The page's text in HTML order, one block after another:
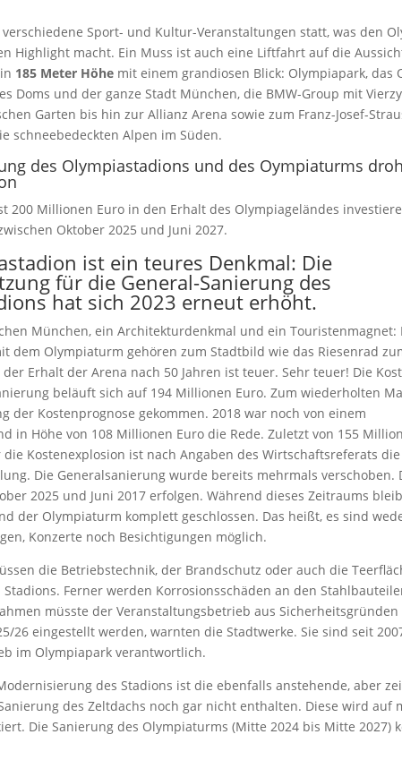
Sport- und Kultur-Veranstaltungen statt, was den
Highlight macht. Ein Muss ist auch eine Liftfahrt auf die
185 Meter Höhe mit einem grandiosen Blick: Olympiapark, das
Doms und der ganze Stadt München, die BMW-Group mit
Garten bis hin zur Allianz Arena sowie zum Franz-Josef-
schneebedeckten Alpen im Süden.
des Olympiastadions und des Oympiaturms
200 Millionen Euro in den Erhalt des Olympiageländes
Oktober 2025 und Juni 2027.
ist ein teures Denkmal: Die
für die General-Sanierung des
hat sich 2023 erneut erhöht.
München, ein Architekturdenkmal und ein Touristenmagnet:
dem Olympiaturm gehören zum Stadtbild wie das Riesenrad
Erhalt der Arena nach 50 Jahren ist teuer. Sehr teuer! Die
beläuft sich auf 194 Millionen Euro. Zum wiederholten
der Kostenprognose gekommen. 2018 war noch von einem
in Höhe von 108 Millionen Euro die Rede. Zuletzt von 155
Kostenexplosion ist nach Angaben des Wirtschaftsreferats die
Die Generalsanierung wurde bereits mehrmals verschoben.
2025 und Juni 2017 erfolgen. Während dieses Zeitraums
der Olympiaturm komplett geschlossen. Das heißt, es sind
Konzerte noch Besichtigungen möglich.
die Betriebstechnik, der Brandschutz oder auch die
Stadions. Ferner werden Korrosionsschäden an den
müsste der Veranstaltungsbetrieb aus Sicherheitsgründen
26 eingestellt werden, warnten die Stadtwerke. Sie sind seit
im Olympiapark verantwortlich.
des Stadions ist die ebenfalls anstehende, aber
des Zeltdachs noch gar nicht enthalten. Diese wird auf
Die Sanierung des Olympiaturms (Mitte 2024 bis Mitte 2027)